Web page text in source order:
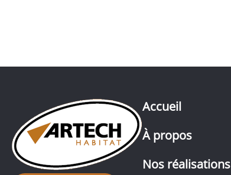
Accueil
À propos
Nos réalisations